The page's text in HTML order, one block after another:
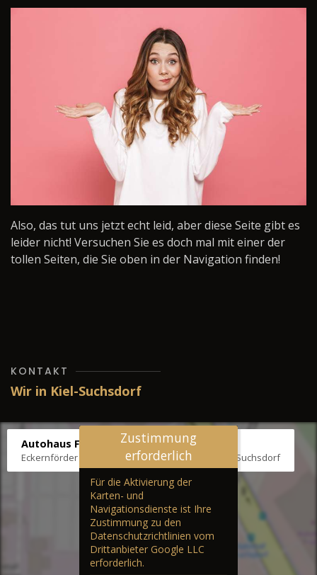
Also, das tut uns jetzt echt leid, aber diese Seite gibt es
leider nicht! Versuchen Sie es doch mal mit einer der
tollen Seiten, die Sie oben in der Navigation finden!
KONTAKT
Wir in Kiel-Suchsdorf
Autohaus Fräter
Eckernförder Str. /Klausbrooker Weg 1, 24107 Kiel-Suchsdorf
Zustimmung
erforderlich
Für die Aktivierung der
Karten- und
Navigationsdienste ist Ihre
Zustimmung zu den
Datenschutzrichtlinien vom
Drittanbieter Google LLC
erforderlich.